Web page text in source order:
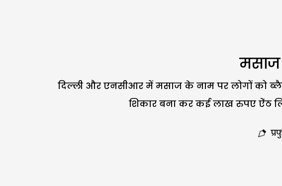
दिल्ली और एनसीआर में मसाज के नाम पर लोगों को
शिकार बना कर कई लाख रुपए ऐंठ